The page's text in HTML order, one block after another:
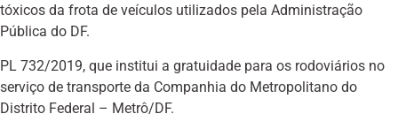
tóxicos da frota de veículos utilizados pela Administração
Pública do DF.
PL 732/2019, que institui a gratuidade para os rodoviários no
serviço de transporte da Companhia do Metropolitano do
Distrito Federal – Metrô/DF.